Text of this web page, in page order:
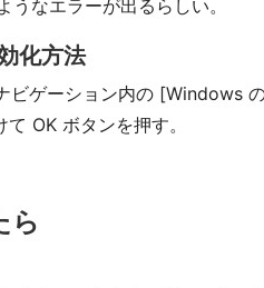
なエラーが出るらしい。
化方法
ゲーション内の [Windows
OK ボタンを押す。
ら